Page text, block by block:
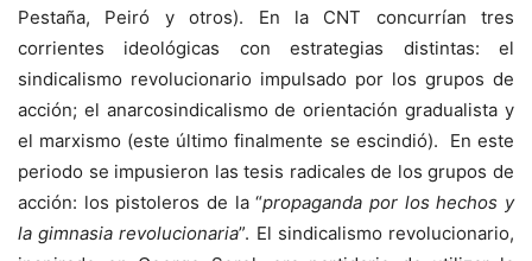
Pestaña, Peiró y otros). En la CNT concurrían tres
corrientes ideológicas con estrategias distintas: el
sindicalismo revolucionario impulsado por los grupos de
acción; el anarcosindicalismo de orientación gradualista y
el marxismo (este último finalmente se escindió). En este
periodo se impusieron las tesis radicales de los grupos de
acción: los pistoleros de la “propaganda por los hechos y
la gimnasia revolucionaria”. El sindicalismo revolucionario,